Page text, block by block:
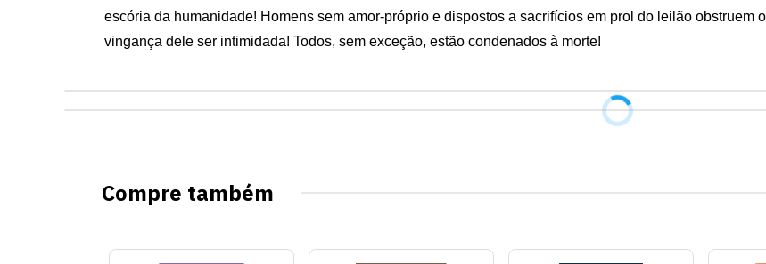
escória da humanidade! Homens sem amor-próprio e dispostos a sacrifícios em prol do leilão obstruem
vingança dele ser intimidada! Todos, sem exceção, estão condenados à morte!
Compre também